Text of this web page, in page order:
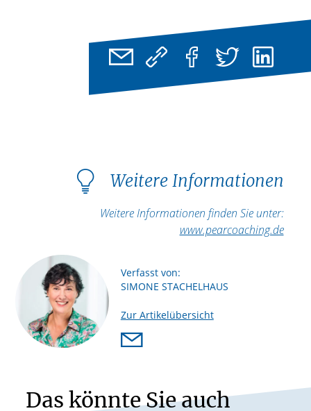
Weitere Informationen
Weitere Informationen finden Sie unter:
www.pearcoaching.de
Verfasst von:
SIMONE STACHELHAUS
Zur Artikelübersicht
Das könnte Sie auch